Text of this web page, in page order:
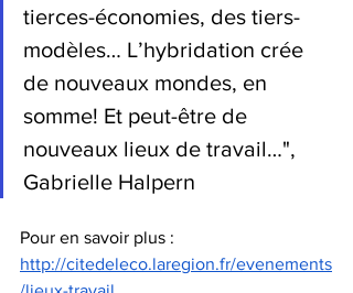
tierces-économies, des tiers-
modèles… L’hybridation crée
de nouveaux mondes, en
somme! Et peut-être de
nouveaux lieux de travail…",
Gabrielle Halpern
Pour en savoir plus :
http://citedeleco.laregion.fr/evenements